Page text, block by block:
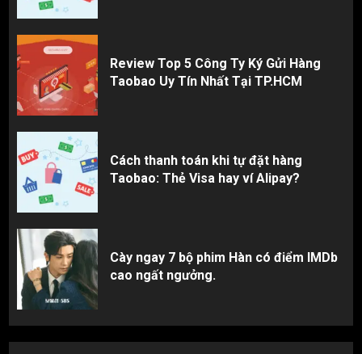
Review Top 5 Công Ty Ký Gửi Hàng
Taobao Uy Tín Nhất Tại TP.HCM
Cách thanh toán khi tự đặt hàng
Taobao: Thẻ Visa hay ví Alipay?
Cày ngay 7 bộ phim Hàn có điểm IMDb
cao ngất ngưởng.